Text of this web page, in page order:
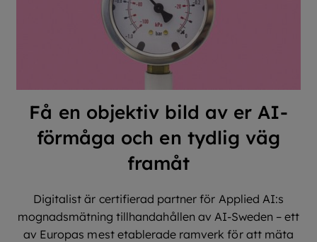
Få en objektiv bild av er AI-
förmåga och en tydlig väg
framåt
Digitalist är certifierad partner för Applied AI:s
mognadsmätning tillhandahållen av AI-Sweden – ett
av Europas mest etablerade ramverk för att mäta